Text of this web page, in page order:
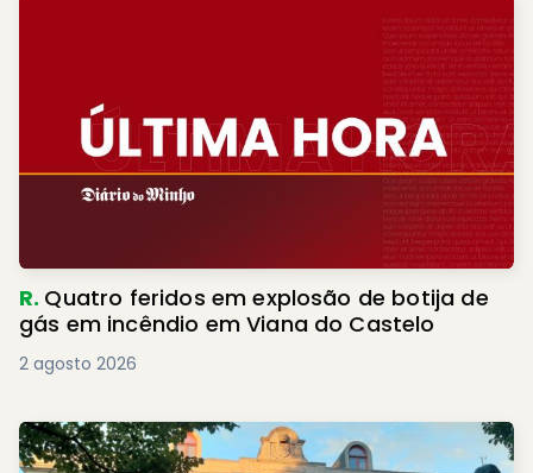
R. Quatro feridos em explosão de botija de
gás em incêndio em Viana do Castelo
2 agosto 2026